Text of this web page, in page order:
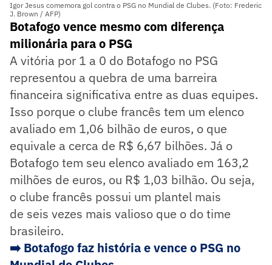
Igor Jesus comemora gol contra o PSG no Mundial de Clubes. (Foto: Frederic
J. Brown / AFP)
Botafogo vence mesmo com diferença
milionária para o PSG
A vitória por 1 a 0 do Botafogo no PSG
representou a quebra de uma barreira
financeira significativa entre as duas equipes.
Isso porque o clube francês tem um elenco
avaliado em 1,06 bilhão de euros, o que
equivale a cerca de R$ 6,67 bilhões. Já o
Botafogo tem seu elenco avaliado em 163,2
milhões de euros, ou R$ 1,03 bilhão. Ou seja,
o clube francês possui um plantel mais
de seis vezes mais valioso que o do time
brasileiro.
➡️ Botafogo faz história e vence o PSG no